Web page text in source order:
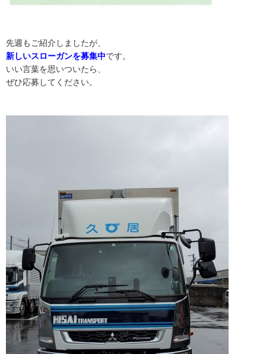
先週もご紹介しましたが、
新しいスローガンを募集中です。
いい言葉を思いついたら、
ぜひ応募してください。